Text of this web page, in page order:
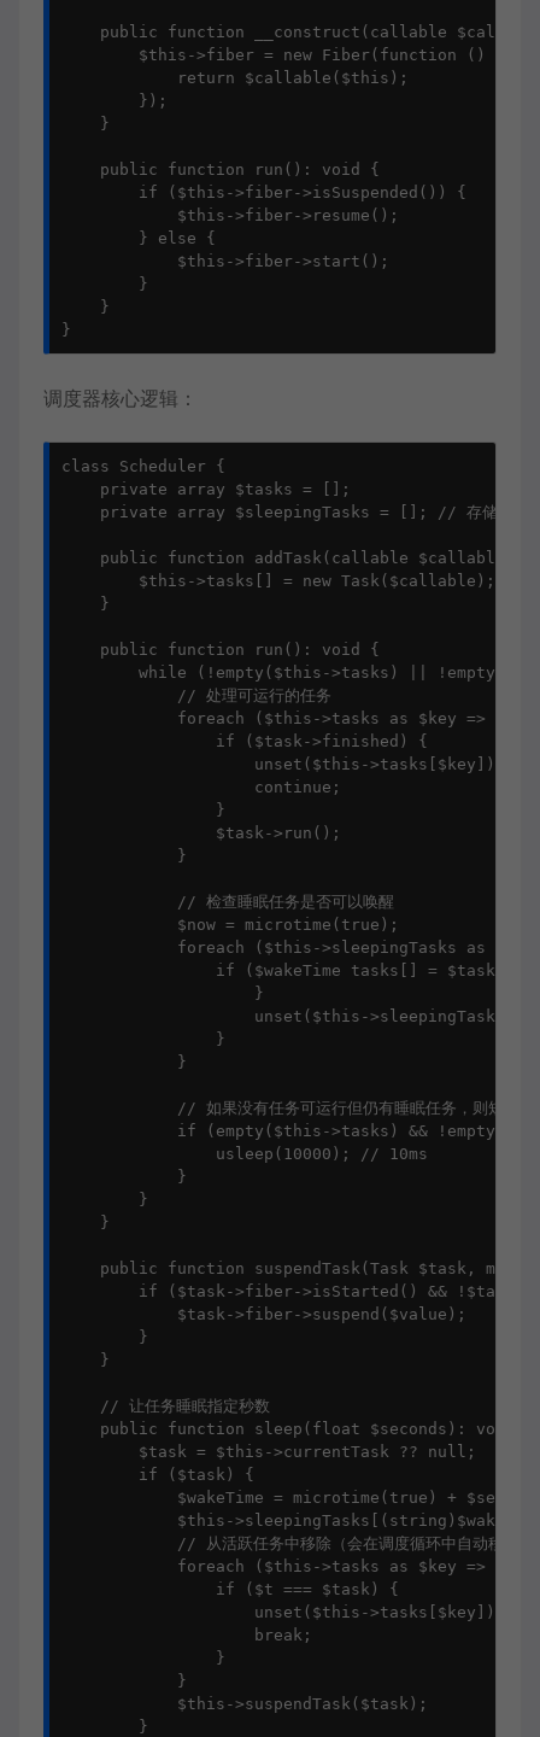
public function __construct(callable
$this->fiber = new Fiber(function () use
            return $callable($this);
        });
    }
    public function run(): void {
        if ($this->fiber->isSuspended()) {
            $this->fiber->resume();
        } else {
            $this->fiber->start();
        }
    }
}
调度器核心逻辑：
class Scheduler {
    private array $tasks = [];
private array $sleepingTasks = []; // 存储睡眠任
public function addTask(callable $callable):
        $this->tasks[] = new Task($callable);
    }
    public function run(): void {
while (!empty($this->tasks) ||
            // 处理可运行的任务
foreach ($this->tasks as $key =>
                if ($task->finished) {
                    unset($this->tasks[$key]);
                    continue;
                }
                $task->run();
            }
            // 检查睡眠任务是否可以唤醒
            $now = microtime(true);
foreach ($this->sleepingTasks as
                if ($wakeTime tasks[] = $task;
                    }
unset($this-
                }
            }
// 如果没有任务可运行但仍有睡眠任务，则短暂休
if (empty($this->tasks) &&
                usleep(10000); // 10ms
            }
        }
    }
public function suspendTask(Task $task,
if ($task->fiber->isStarted() && !$task-
            $task->fiber->suspend($value);
        }
    }
    // 让任务睡眠指定秒数
    public function sleep(float $seconds): void {
        $task = $this->currentTask ?? null;
        if ($task) {
$wakeTime = microtime(true) +
$this-
// 从活跃任务中移除（会在调度循环中自动移除，
foreach ($this->tasks as $key => $t)
                if ($t === $task) {
                    unset($this->tasks[$key]);
                    break;
                }
            }
            $this->suspendTask($task);
        }